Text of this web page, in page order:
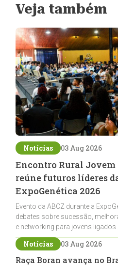
Veja também
Notícias 03 Aug 2026
Encontro Rural Jovem
reúne futuros líderes
ExpoGenética 2026
Evento da ABCZ durante a
debates sobre sucessão,
e networking para jovens ligados
Notícias 03 Aug 2026
Raça Boran avança no